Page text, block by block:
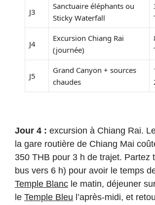
J3
Sanctuaire éléphants ou
Sticky Waterfall
J4
Excursion Chiang Rai
(journée)
J5
Grand Canyon + sources
chaudes
Jour 4 : excursion à Chiang Rai.
la gare routière de Chiang Mai
350 THB pour 3 h de trajet. Partez
bus vers 6 h) pour avoir le temps
Temple Blanc le matin, déjeuner
le Temple Bleu l’après-midi, et